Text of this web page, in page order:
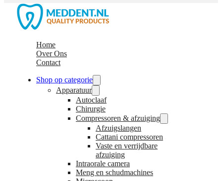
Home
Over Ons
Contact
Shop op categorie
Apparatuur
Autoclaaf
Chirurgie
Compressoren & afzuiging
Afzuigslangen
Cattani compressoren
Vaste en verrijdbare
afzuiging
Intraorale camera
Meng en schudmachines